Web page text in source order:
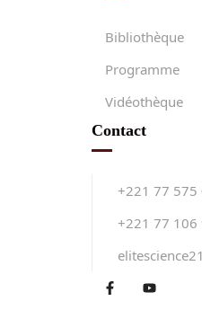
Bibliothèque
Programme
Vidéothèque
Contact
+221 77 575
+221 77 106